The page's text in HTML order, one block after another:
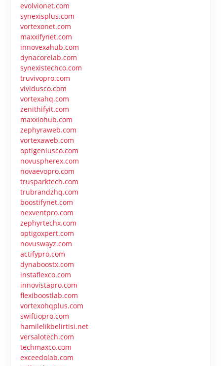
evolvionet.com
synexisplus.com
vortexonet.com
maxxifynet.com
innovexahub.com
dynacorelab.com
synexistechco.com
truvivopro.com
vividusco.com
vortexahq.com
zenithifyit.com
maxxiohub.com
zephyraweb.com
vortexaweb.com
optigeniusco.com
novuspherex.com
novaevopro.com
trusparktech.com
trubrandzhq.com
boostifynet.com
nexventpro.com
zephyrtechx.com
optigoxpert.com
novuswayz.com
actifypro.com
dynaboostx.com
instaflexco.com
innovistapro.com
flexiboostlab.com
vortexohqplus.com
swiftiopro.com
hamilelikbelirtisi.net
versalotech.com
techmaxco.com
exceedolab.com